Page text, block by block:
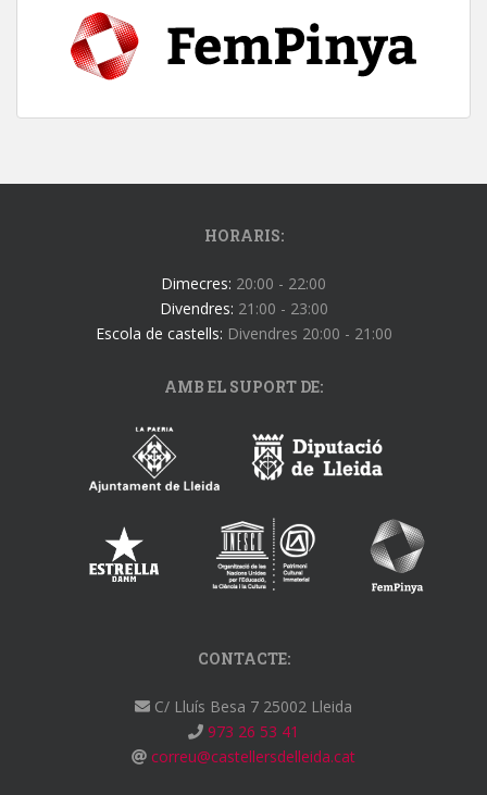
HORARIS:
Dimecres: 20:00 - 22:00
Divendres: 21:00 - 23:00
Escola de castells: Divendres 20:00 - 21:00
AMB EL SUPORT DE:
CONTACTE:
C/ Lluís Besa 7 25002 Lleida
973 26 53 41
correu@castellersdelleida.cat